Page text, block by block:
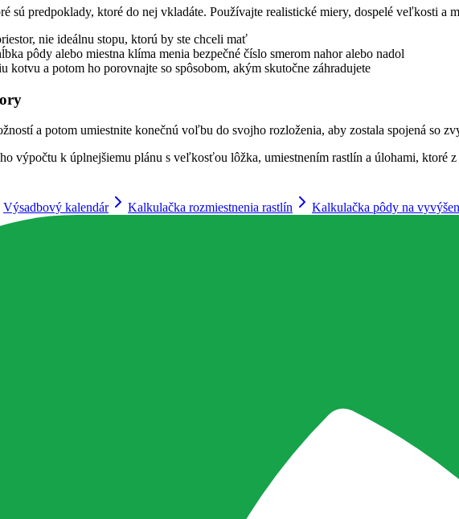
sú predpoklady, ktoré do nej vkladáte. Používajte realistické miery, dospelé veľkosti a
nie ideálnu stopu, ktorú by ste chceli mať
pôdy alebo miestna klíma menia bezpečné číslo smerom nahor alebo nadol
kotvu a potom ho porovnajte so spôsobom, akým skutočne záhradujete
a potom umiestnite konečnú voľbu do svojho rozloženia, aby zostala spojená so
výpočtu k úplnejšiemu plánu s veľkosťou lôžka, umiestnením rastlín a úlohami, ktoré
Výsadbový kalendár Kalkulačka rozmiestnenia rastlín Kalkulačka pôdy na